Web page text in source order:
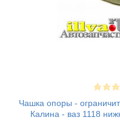
Чашка опоры -
Калина - ваз 1118